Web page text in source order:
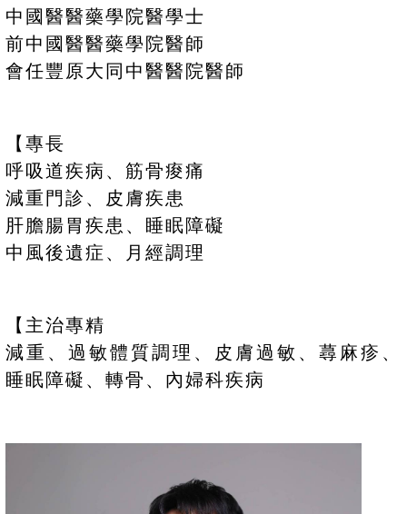
中國醫醫藥學院醫學士
前中國醫醫藥學院醫師
會任豐原大同中醫醫院醫師
【專長
呼吸道疾病、筋骨痠痛
減重門診、皮膚疾患
肝膽腸胃疾患、睡眠障礙
中風後遺症、月經調理
【主治專精
減重、過敏體質調理、皮膚過敏、蕁麻疹、
睡眠障礙、轉骨、內婦科疾病